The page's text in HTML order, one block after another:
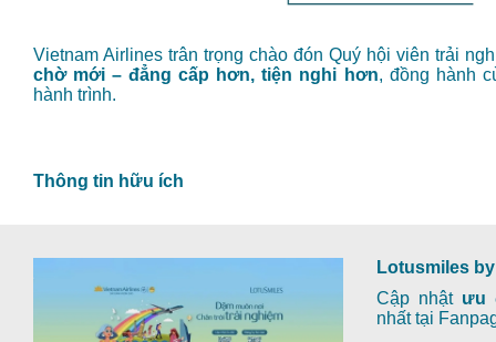
Vietnam Airlines trân trọng chào đón Quý hội viên trải
chờ mới – đẳng cấp hơn, tiện nghi hơn, đồng hành
hành trình.
Thông tin hữu ích
Lotusmiles
Cập nhật ưu
nhất tại